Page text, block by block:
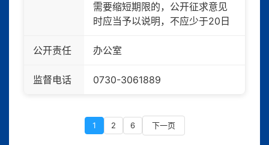
需要缩短期限的，公开征求意见
时应当予以说明，不应少于20日
公开责任 办公室
监督电话 0730-3061889
1 2 6 下一页